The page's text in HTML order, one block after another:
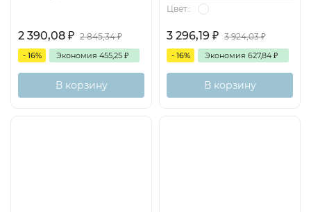
2 390,08 ₽ 2 845,34₽
- 16% Экономия 455,25 ₽
В корзину
Цвет.:
3 296,19 ₽ 3 924,03₽
- 16% Экономия 627,84 ₽
В корзину